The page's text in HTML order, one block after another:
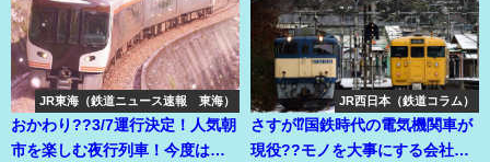
JR東海（鉄道ニュース速報 東海）
おかわり??3/7運行決定！人気朝
市を楽しむ夜行列車！今度はニ
JR西日本（鉄道コラム）
さすが⁉国鉄時代の電気機関車が
現役??モノを大事にする会社の